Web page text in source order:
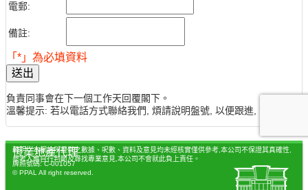
電郵:
備註:
「*」為必填資料
送出
負責同事會在下一個工作天回覆閣下。
溫馨提示: 若以電話方式聯絡我們, 煩請說明盤號, 以便跟進, 謝謝。
聲明：本網站所提供之數據、呎數、資料及意見均未經核實僅供參考,本公司不保證其真確性,
參考人應自行判斷及尋找專業意見,本公司不會就此負上責任。
恆業地產代理
牌照號碼: C-001057
© PPAL All right reserved.